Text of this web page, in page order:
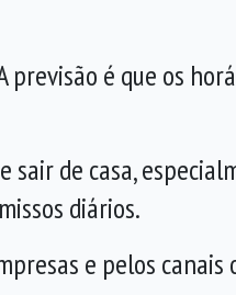
é que os
de casa,
diários.
e pelos